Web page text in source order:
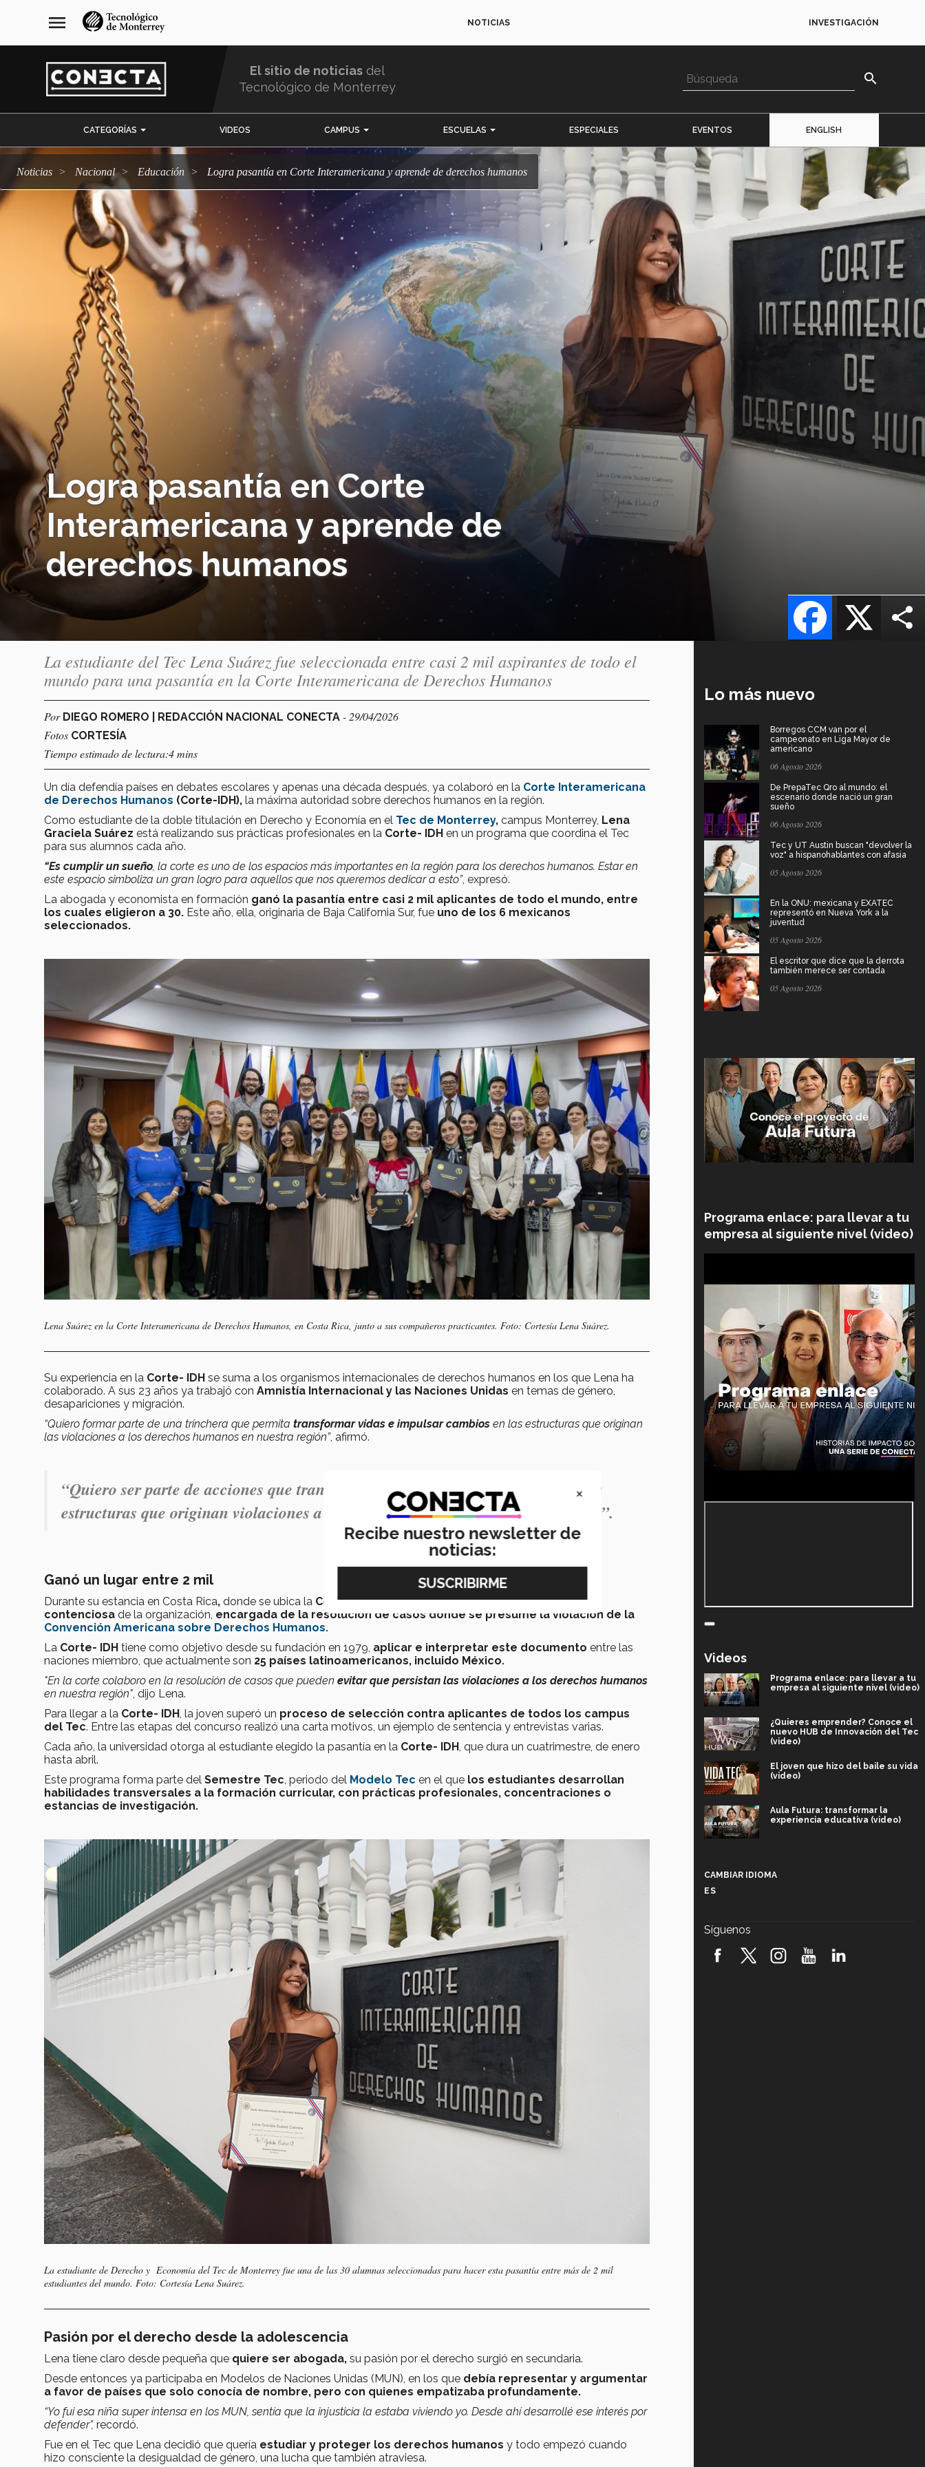
navegación
principal
menu NOTICIAS INVESTIGACIÓN
El sitio de noticias del
Tecnológico de Monterrey
search
CATEGORÍAS VIDEOS CAMPUS ESCUELAS ESPECIALES EVENTOS ENGLISH
Noticias Nacional Educación Logra pasantía en Corte Interamericana y aprende de derechos humanos
Logra pasantía en Corte
Interamericana y aprende de
derechos humanos
X
Facebook
La estudiante del Tec Lena Suárez fue seleccionada entre casi 2 mil aspirantes de todo el
mundo para una pasantía en la Corte Interamericana de Derechos Humanos
Por DIEGO ROMERO | REDACCIÓN NACIONAL CONECTA - 29/04/2026
Fotos CORTESÍA
Tiempo estimado de lectura:4 mins
Un día defendía países en debates escolares y apenas una década después, ya colaboró en la Corte Interamericana
de Derechos Humanos (Corte-IDH), la máxima autoridad sobre derechos humanos en la región.
Como estudiante de la doble titulación en Derecho y Economía en el Tec de Monterrey, campus Monterrey, Lena
Graciela Suárez está realizando sus prácticas profesionales en la Corte- IDH en un programa que coordina el Tec
para sus alumnos cada año.
“Es cumplir un sueño , la corte es uno de los espacios más importantes en la región para los derechos humanos. Estar en
este espacio simboliza un gran logro para aquellos que nos queremos dedicar a esto”, expresó.
La abogada y economista en formación ganó la pasantía entre casi 2 mil aplicantes de todo el mundo, entre
los cuales eligieron a 30. Este año, ella, originaria de Baja California Sur, fue uno de los 6 mexicanos
seleccionados.
Lena Suárez en la Corte Interamericana de Derechos Humanos, en Costa Rica, junto a sus compañeros practicantes. Foto: Cortesía Lena Suárez.
Su experiencia en la Corte- IDH se suma a los organismos internacionales de derechos humanos en los que Lena ha
colaborado. A sus 23 años ya trabajó con Amnistía Internacional y las Naciones Unidas en temas de género,
desapariciones y migración.
“Quiero formar parte de una trinchera que permita transformar vidas e impulsar cambios en las estructuras que originan
las violaciones a los derechos humanos en nuestra región”, afirmó.
“Quiero ser parte de acciones que transformen vidas e impulsen cambios en las
estructuras que originan violaciones a los derechos humanos en nuestra región”.
Ganó un lugar entre 2 mil
Durante su estancia en Costa Rica, donde se ubica la Corte- IDH,Lena Suárezestá apoyando en el área
contenciosa de la organización, encargada de la resolución de casos donde se presume la violación de la
Convención Americana sobre Derechos Humanos.
La Corte- IDH tiene como objetivo desde su fundación en 1979, aplicar e interpretar este documento entre las
naciones miembro, que actualmente son 25 países latinoamericanos, incluido México.
"En la corte colaboro en la resolución de casos que pueden evitar que persistan las violaciones a los derechos humanos
en nuestra región" , dijo Lena.
Para llegar a la Corte- IDH , la joven superó un proceso de selección contra aplicantes de todos los campus
del Tec. Entre las etapas del concurso realizó una carta motivos, un ejemplo de sentencia y entrevistas varias.
Cada año, la universidad otorga al estudiante elegido la pasantía en la Corte- IDH , que dura un cuatrimestre, de enero
hasta abril.
Este programa forma parte del Semestre Tec , periodo del Modelo Tec en el que los estudiantes desarrollan
habilidades transversales a la formación curricular, con prácticas profesionales, concentraciones o
estancias de investigación.
La estudiante de Derecho y Economía del Tec de Monterrey fue una de las 30 alumnas seleccionadas para hacer esta pasantía entre más de 2 mil
estudiantes del mundo. Foto: Cortesía Lena Suárez.
Pasión por el derecho desde la adolescencia
Lena tiene claro desde pequeña que quiere ser abogada, su pasión por el derecho surgió en secundaria.
Desde entonces ya participaba en Modelos de Naciones Unidas (MUN), en los que debía representar y argumentar
a favor de países que solo conocía de nombre, pero con quienes empatizaba profundamente.
“Yo fui esa niña super intensa en los MUN, sentía que la injusticia la estaba viviendo yo. Desde ahí desarrollé ese interés por
defender”, recordó.
Fue en el Tec que Lena decidió que quería estudiar y proteger los derechos humanos y todo empezó cuando
hizo consciente la desigualdad de género, una lucha que también atraviesa.
Lo más nuevo
Borregos CCM van por el
campeonato en Liga Mayor de
americano
06 Agosto 2026
De PrepaTec Qro al mundo: el
escenario donde nació un gran
sueño
06 Agosto 2026
Tec y UT Austin buscan "devolver la
voz" a hispanohablantes con afasia
05 Agosto 2026
En la ONU: mexicana y EXATEC
representó en Nueva York a la
juventud
05 Agosto 2026
El escritor que dice que la derrota
también merece ser contada
05 Agosto 2026
Programa enlace: para llevar a tu
empresa al siguiente nivel (video)
Videos
Programa enlace: para llevar a tu
empresa al siguiente nivel (video)
¿Quieres emprender? Conoce el
nuevo HUB de Innovación del Tec
(video)
El joven que hizo del baile su vida
(video)
Aula Futura: transformar la
experiencia educativa (video)
robótica FIRST 2026! (video)
CAMBIAR IDIOMA
ES
Síguenos
×
Recibe nuestro newsletter de
noticias: